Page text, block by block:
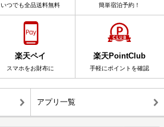
いつでも全品送料無料 簡単宿泊予約！
楽天ペイ
スマホをお財布に
楽天PointClub
手軽にポイントを確認
アプリ一覧